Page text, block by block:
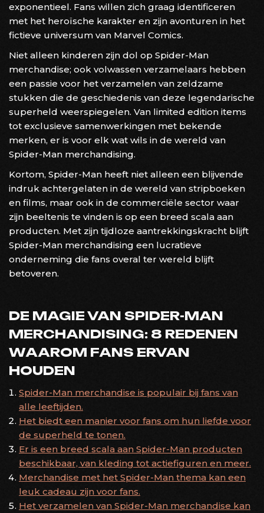
exponentieel. Fans willen zich graag identificeren
met het heroïsche karakter en zijn avonturen in het
fictieve universum van Marvel Comics.
Niet alleen kinderen zijn dol op Spider-Man
merchandise; ook volwassen verzamelaars hebben
een passie voor het verzamelen van zeldzame
stukken die de geschiedenis van deze legendarische
superheld weerspiegelen. Van limited edition items
tot exclusieve samenwerkingen met bekende
merken, er is voor elk wat wils in de wereld van
Spider-Man merchandising.
Kortom, Spider-Man heeft niet alleen een blijvende
indruk achtergelaten in de wereld van stripboeken
en films, maar ook in de commerciële sector waar
zijn beeltenis te vinden is op een breed scala aan
producten. Met zijn tijdloze aantrekkingskracht blijft
Spider-Man merchandising een lucratieve
onderneming die fans overal ter wereld blijft
betoveren.
DE MAGIE VAN SPIDER-MAN
MERCHANDISING: 8 REDENEN
WAAROM FANS ERVAN
HOUDEN
Spider-Man merchandise is populair bij fans van
alle leeftijden.
Het biedt een manier voor fans om hun liefde voor
de superheld te tonen.
Er is een breed scala aan Spider-Man producten
beschikbaar, van kleding tot actiefiguren en meer.
Merchandise met het Spider-Man thema kan een
leuk cadeau zijn voor fans.
Het verzamelen van Spider-Man merchandise kan